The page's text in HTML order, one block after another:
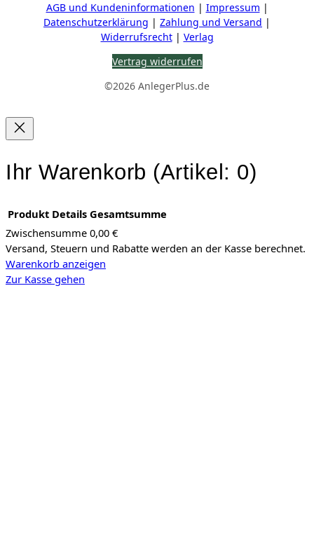
IR-Kontakte
HV Reden
AGB und Kundeninformationen | Impressum |
Datenschutzerklärung | Zahlung und Versand |
Widerrufsrecht| Verlag
Vertrag widerrufen
©2026 AnlegerPlus.de
Ihr Warenkorb (Artikel: 0)
Produkte
im
Produkt Details Gesamtsumme
Zwischensumme 0,00 €
Versand, Steuern und Rabatte werden an der Kasse berechnet.
Warenkorb anzeigen
Zur Kasse gehen